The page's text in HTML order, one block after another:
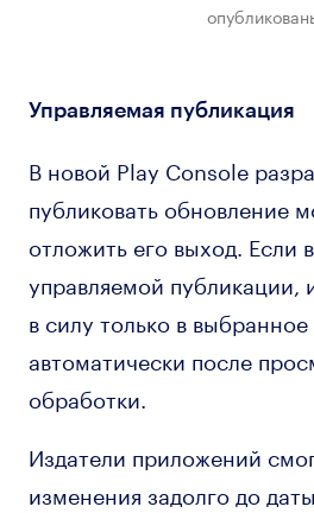
Управляемая публикация
В новой Play Console
публиковать обновление
отложить его выход. Если
управляемой публикации,
в силу только в
автоматически после
обработки.
Издатели приложений
изменения задолго до